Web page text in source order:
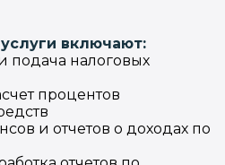
включают:
подача налоговых
процентов
и отчетов о доходах по